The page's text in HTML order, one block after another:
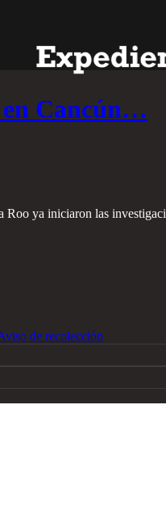
en Cancún…
ya iniciaron las
de recolección